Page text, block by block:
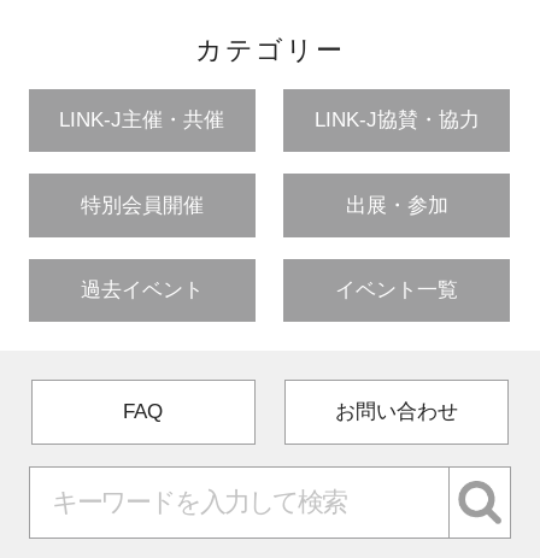
カテゴリー
LINK-J主催・共催 LINK-J協賛・協力
特別会員開催 出展・参加
過去イベント イベント一覧
FAQ お問い合わせ